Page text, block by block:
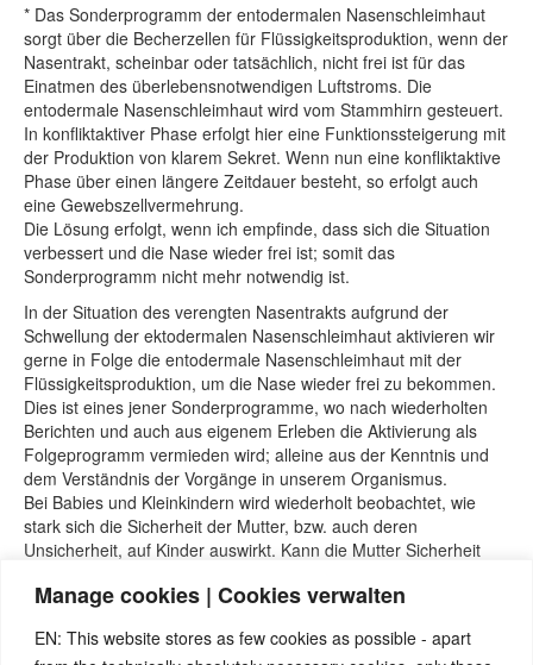
Manage cookies | Cookies verwalten
EN: This website stores as few cookies as possible - apart
* Das Sonderprogramm der entodermalen Nasenschleimhaut
sorgt über die Becherzellen für Flüssigkeitsproduktion, wenn der
Nasentrakt, scheinbar oder tatsächlich, nicht frei ist für das
Einatmen des überlebensnotwendigen Luftstroms. Die
entodermale Nasenschleimhaut wird vom Stammhirn gesteuert.
In konfliktaktiver Phase erfolgt hier eine Funktionssteigerung mit
der Produktion von klarem Sekret. Wenn nun eine konfliktaktive
Phase über einen längere Zeitdauer besteht, so erfolgt auch
eine Gewebszellvermehrung.
Die Lösung erfolgt, wenn ich empfinde, dass sich die Situation
verbessert und die Nase wieder frei ist; somit das
Sonderprogramm nicht mehr notwendig ist.
In der Situation des verengten Nasentrakts aufgrund der
Schwellung der ektodermalen Nasenschleimhaut aktivieren wir
gerne in Folge die entodermale Nasenschleimhaut mit der
Flüssigkeitsproduktion, um die Nase wieder frei zu bekommen.
Dies ist eines jener Sonderprogramme, wo nach wiederholten
Berichten und auch aus eigenem Erleben die Aktivierung als
Folgeprogramm vermieden wird; alleine aus der Kenntnis und
dem Verständnis der Vorgänge in unserem Organismus.
Bei Babies und Kleinkindern wird wiederholt beobachtet, wie
stark sich die Sicherheit der Mutter, bzw. auch deren
Unsicherheit, auf Kinder auswirkt. Kann die Mutter Sicherheit
auch in ungewöhnlichen Situationen empfinden; aufgrund der
Sicherheit auch wieder finden.